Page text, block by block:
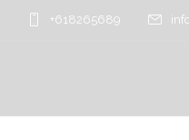
+618265689